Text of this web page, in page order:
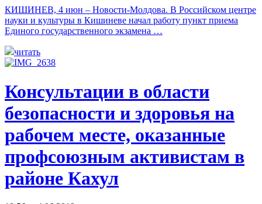
КИШИНЕВ, 4 июн – Новости-Молдова. В Российском центре
науки и культуры в Кишиневе начал работу пункт приема
Единого государственного экзамена …
читать
Консультации в области
безопасности и здоровья на
рабочем месте, оказанные
профсоюзным активистам в
районе Кахул